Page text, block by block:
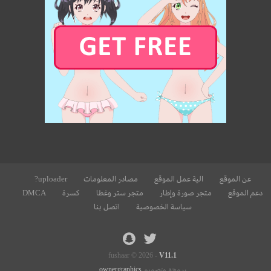
عن الموقع الية عمل الموقع مصادر المعلومات
uploader?
دعم الموقع
متجر صورة وإطار متجر ستر وغطا كسرة
DMCA
سياسة الخصوصية
اتصل بنا
fushaar © 2026 - V11.1